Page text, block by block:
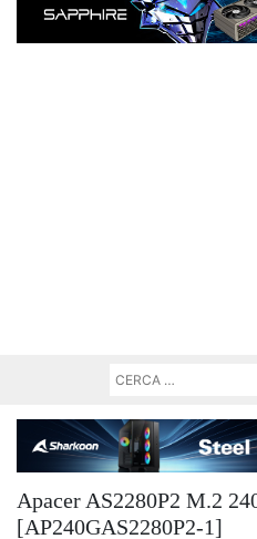
Apacer AS2280P2 M.2
[AP240GAS2280P2-1]